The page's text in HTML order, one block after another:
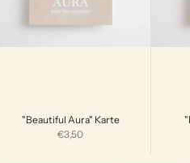
"Beautiful Aura" Karte
Angebot
€3,50